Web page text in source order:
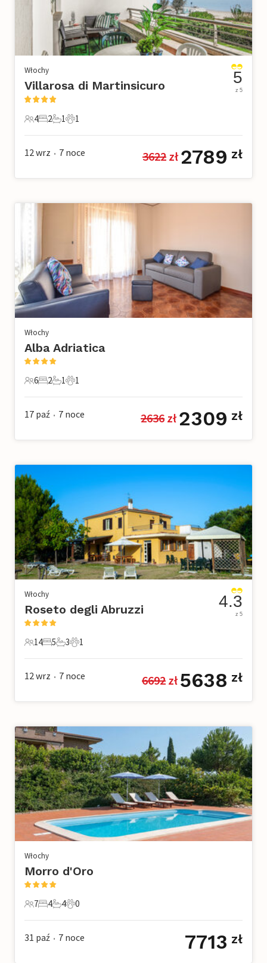
Włochy
Villarosa di Martinsicuro
4 Goście
4
2 Sypialnie
2
1 Łazienka
1
1 Zwierzę domowe
1
5
z 5
12 wrz • 7 noce 3622 zł 2789 zł
Włochy
Alba Adriatica
6 Goście
6
2 Sypialnie
2
1 Łazienka
1
1 Zwierzę domowe
1
17 paź • 7 noce 2636 zł 2309 zł
Włochy
Roseto degli Abruzzi
14 Goście
14
5 Sypialnie
5
3 Łazienki
3
1 Zwierzę domowe
1
4.3
z 5
12 wrz • 7 noce 6692 zł 5638 zł
Włochy
Morro d'Oro
7 Goście
7
4 Sypialnie
4
4 Łazienki
4
0 Zwierzęta domowe
0
31 paź • 7 noce 7713 zł